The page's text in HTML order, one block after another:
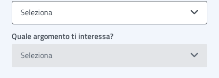
Seleziona
Quale argomento ti interessa?
Seleziona